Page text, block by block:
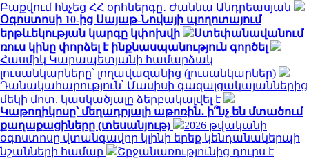
Բաքվում հնչեց ՀՀ օրհներգը․ Ժաննա Անդրեասյան
Օգոստոսի 10-ից Սայաթ-Նովայի պողոտայում
երթևեկության կարգը կփոխվի
Ստեփանավանում
ռուս կինը փորձել է ինքնասպանություն գործել
Հասմիկ Կարապետյանի համարձակ
լուսանկարները՝ լողավազանից (լուսանկարներ)
Դանակահարություն՝ Մասիսի գազալցակայաններից
մեկի մոտ. կասկածյալը ձերբակալվել է
Կաթողիկոսը՝ մեղադրյալի աթոռին․ ի՞նչ են մտածում
քաղաքացիները (տեսանյութ)
2026 թվականի
օգոստոսը վտանգավոր կլինի երեք կենդանակերպի
նշանների համար
Շրջանառությունից դուրս է